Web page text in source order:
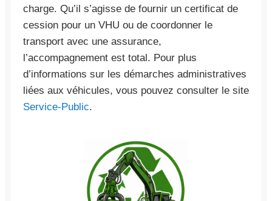
charge. Qu’il s’agisse de fournir un certificat de
cession pour un VHU ou de coordonner le
transport avec une assurance,
l’accompagnement est total. Pour plus
d’informations sur les démarches administratives
liées aux véhicules, vous pouvez consulter le site
Service-Public.